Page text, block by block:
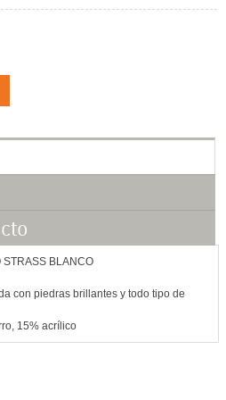
STRASS BLANCO
con piedras brillantes y todo tipo de
15% acrílico